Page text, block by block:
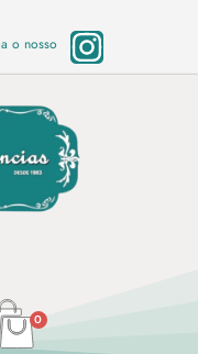
o nosso
0